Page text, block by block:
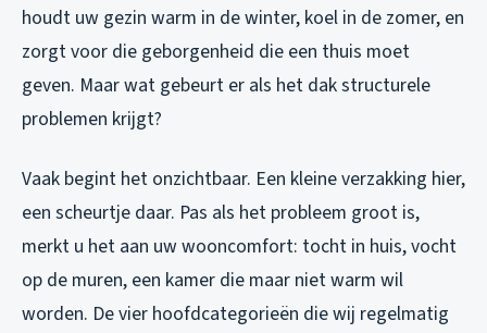
houdt uw gezin warm in de winter, koel in de zomer, en
zorgt voor die geborgenheid die een thuis moet
geven. Maar wat gebeurt er als het dak structurele
problemen krijgt?
Vaak begint het onzichtbaar. Een kleine verzakking hier,
een scheurtje daar. Pas als het probleem groot is,
merkt u het aan uw wooncomfort: tocht in huis, vocht
op de muren, een kamer die maar niet warm wil
worden. De vier hoofdcategorieën die wij regelmatig